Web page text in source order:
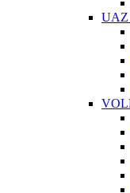
UAZ